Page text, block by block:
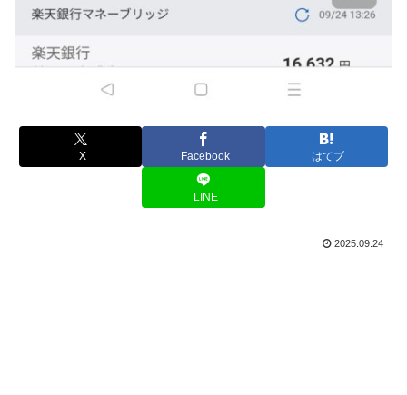
X Facebook はてブ
LINE
2025.09.24